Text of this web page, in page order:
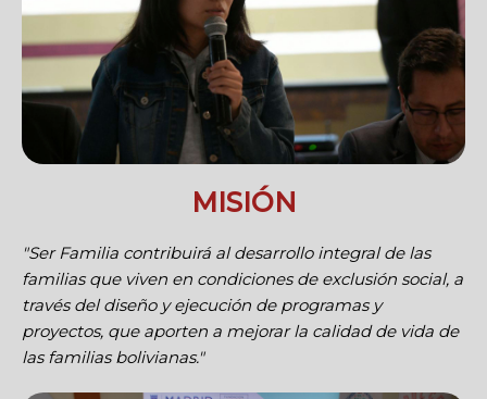
MISIÓN
"Ser Familia contribuirá al desarrollo integral de las
familias que viven en condiciones de exclusión social, a
través del diseño y ejecución de programas y
proyectos, que aporten a mejorar la calidad de vida de
las familias bolivianas."